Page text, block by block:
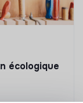
écologique